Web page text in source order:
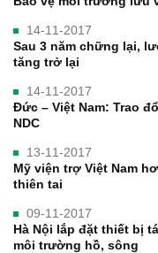
14-11-2017
Sau 3 năm chững lại,
tăng trở lại
14-11-2017
Đức – Việt Nam: Trao
NDC
13-11-2017
Mỹ viện trợ Việt Nam
thiên tai
09-11-2017
Hà Nội lắp đặt thiết bị
môi trường hồ, sông